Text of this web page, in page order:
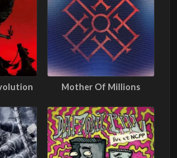
Mother Of Millions